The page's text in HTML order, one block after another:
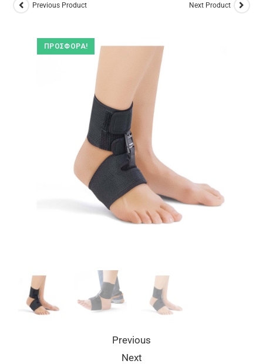
ΠΡΟΣΦΟΡΆ!
Previous Product Next Product
Previous
Next